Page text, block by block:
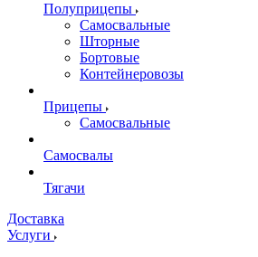
Полуприцепы
Самосвальные
Шторные
Бортовые
Контейнеровозы
Прицепы
Самосвальные
Самосвалы
Тягачи
Доставка
Услуги